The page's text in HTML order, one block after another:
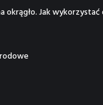
okrągło. Jak